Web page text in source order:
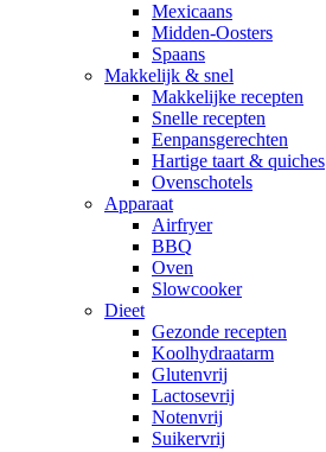
Mexicaans
Midden-Oosters
Spaans
Makkelijk & snel
Makkelijke recepten
Snelle recepten
Eenpansgerechten
Hartige taart & quiches
Ovenschotels
Apparaat
Airfryer
BBQ
Oven
Slowcooker
Dieet
Gezonde recepten
Koolhydraatarm
Glutenvrij
Lactosevrij
Notenvrij
Suikervrij